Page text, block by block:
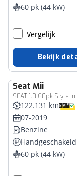
60 pk (44 kW)
Vergelijk
Bekijk
Seat Mii
SEAT 1.0 60pk Style
122.131 km
07-2019
Benzine
Handgeschakeld
60 pk (44 kW)